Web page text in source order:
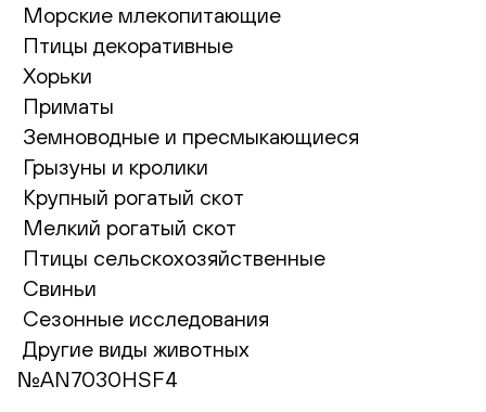
Морские млекопитающие
Птицы декоративные
Хорьки
Приматы
Земноводные и пресмыкающиеся
Грызуны и кролики
Крупный рогатый скот
Мелкий рогатый скот
Птицы сельскохозяйственные
Свиньи
Сезонные исследования
Другие виды животных
№AN7030HSF4